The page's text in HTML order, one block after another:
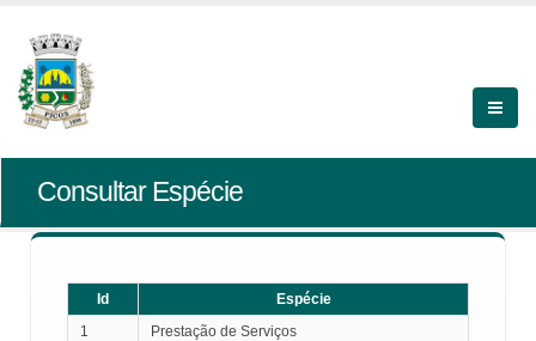
Consultar Espécie
Id
Espécie
1
Prestação de Serviços